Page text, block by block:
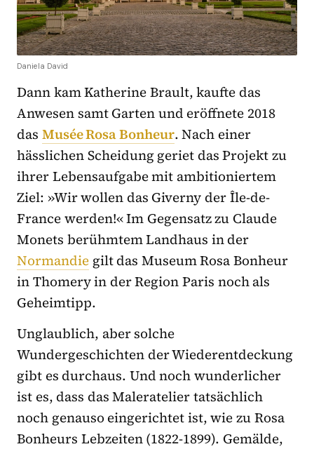
Daniela David
Dann kam Katherine Brault, kaufte das
Anwesen samt Garten und eröffnete 2018
das Musée Rosa Bonheur. Nach einer
hässlichen Scheidung geriet das Projekt zu
ihrer Lebensaufgabe mit ambitioniertem
Ziel: »Wir wollen das Giverny der Île-de-
France werden!« Im Gegensatz zu Claude
Monets berühmtem Landhaus in der
Normandie gilt das Museum Rosa Bonheur
in Thomery in der Region Paris noch als
Geheimtipp.
Unglaublich, aber solche
Wundergeschichten der Wiederentdeckung
gibt es durchaus. Und noch wunderlicher
ist es, dass das Maleratelier tatsächlich
noch genauso eingerichtet ist, wie zu Rosa
Bonheurs Lebzeiten (1822-1899). Gemälde,